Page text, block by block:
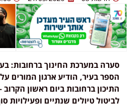
סערה במערכת החינוך ברחובות:
הספר בעיר, הודיע ארגון המורים
התיכון ברחובות ביום ראשון
לביטול טיולים שנתיים ופעילויות